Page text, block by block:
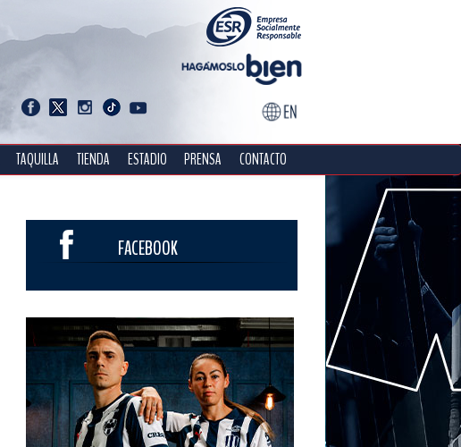
TAQUILLA TIENDA ESTADIO PRENSA CONTACTO
FACEBOOK